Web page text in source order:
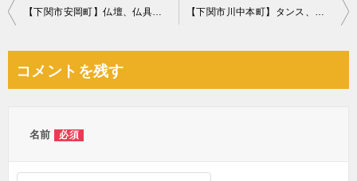
投
ビ
【下関市安岡町】仏壇、仏具の回収・処分ご依頼 お客様の声 【下関市川中本町】タンス、仏壇、カラーボックス、木材等の回収
コメントを残す
名前 必須